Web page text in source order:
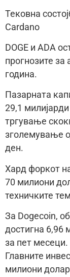
Тековна
Cardano
DOGE и ADA
прогнозите за
година.
Пазарната
29,1
тргување
зголемување
ден.
Хард форкот
70 милиони
техничките
За Dogecoin,
достигна 6,96
за пет месеци.
Главните
милиони